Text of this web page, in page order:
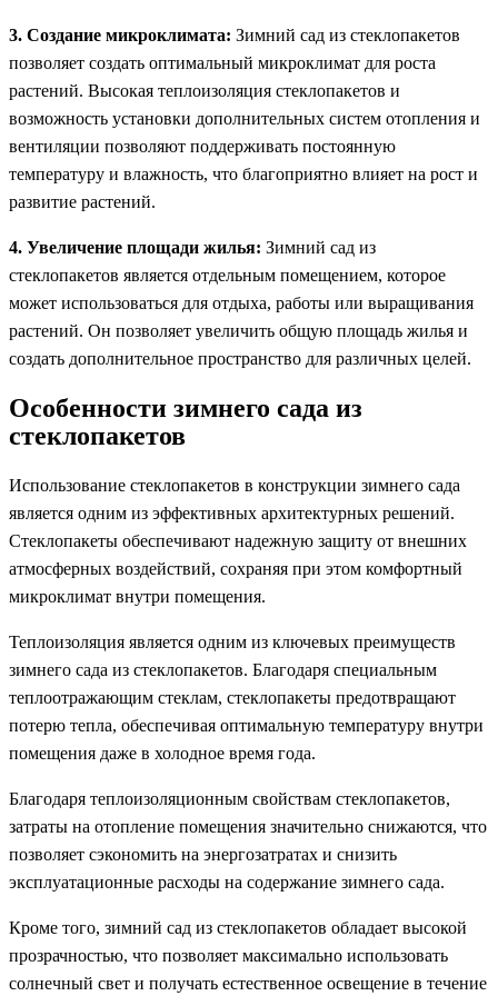
3. Создание микроклимата: Зимний сад из стеклопакетов
позволяет создать оптимальный микроклимат для роста
растений. Высокая теплоизоляция стеклопакетов и
возможность установки дополнительных систем отопления и
вентиляции позволяют поддерживать постоянную
температуру и влажность, что благоприятно влияет на рост и
развитие растений.
4. Увеличение площади жилья: Зимний сад из
стеклопакетов является отдельным помещением, которое
может использоваться для отдыха, работы или выращивания
растений. Он позволяет увеличить общую площадь жилья и
создать дополнительное пространство для различных целей.
Особенности зимнего сада из
стеклопакетов
Использование стеклопакетов в конструкции зимнего сада
является одним из эффективных архитектурных решений.
Стеклопакеты обеспечивают надежную защиту от внешних
атмосферных воздействий, сохраняя при этом комфортный
микроклимат внутри помещения.
Теплоизоляция является одним из ключевых преимуществ
зимнего сада из стеклопакетов. Благодаря специальным
теплоотражающим стеклам, стеклопакеты предотвращают
потерю тепла, обеспечивая оптимальную температуру внутри
помещения даже в холодное время года.
Благодаря теплоизоляционным свойствам стеклопакетов,
затраты на отопление помещения значительно снижаются, что
позволяет сэкономить на энергозатратах и снизить
эксплуатационные расходы на содержание зимнего сада.
Кроме того, зимний сад из стеклопакетов обладает высокой
прозрачностью, что позволяет максимально использовать
солнечный свет и получать естественное освещение в течение